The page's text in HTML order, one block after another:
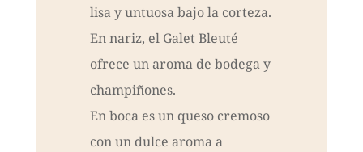
lisa y untuosa bajo la corteza.
En nariz, el Galet Bleuté
ofrece un aroma de bodega y
champiñones.
En boca es un queso cremoso
con un dulce aroma a